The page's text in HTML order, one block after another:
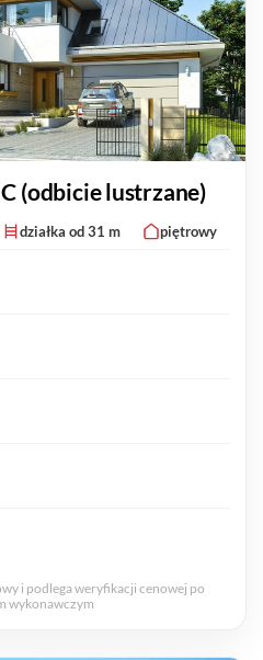
(odbicie lustrzane)
działka od 31 m piętrowy
i podlega weryfikacji cenowej po
wykonawczym